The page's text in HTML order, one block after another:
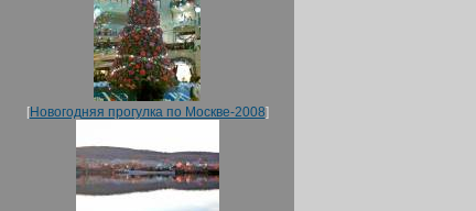
[Новогодняя прогулка по Москве-2008]